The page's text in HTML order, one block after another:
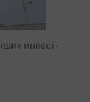
инвест-